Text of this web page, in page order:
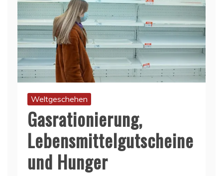
Weltgeschehen
Gasrationierung,
Lebensmittelgutscheine
und Hunger